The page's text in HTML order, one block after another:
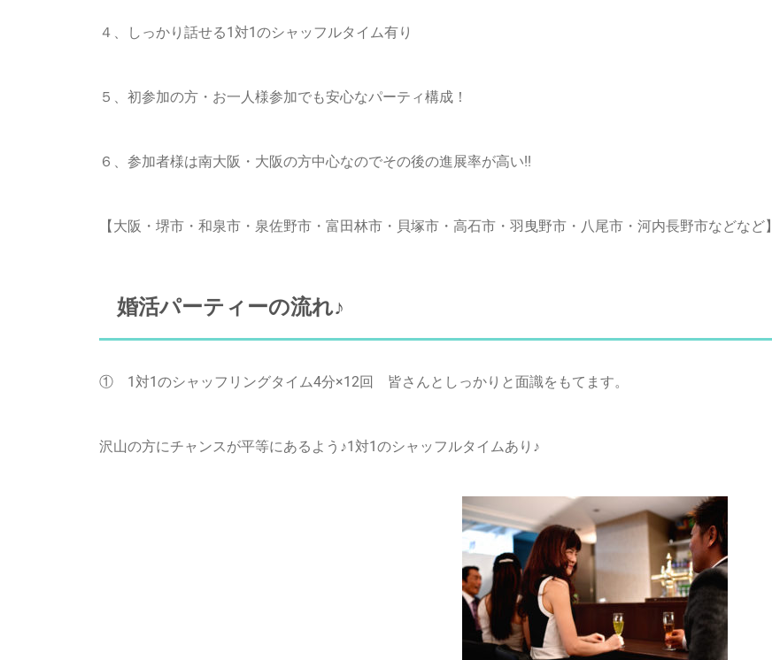
４、しっかり話せる1対1のシャッフルタイム有り
５、 初参加の方・お一人様参加でも安心なパーティ構成！
６、参加者様は南大阪・大阪の方中心なのでその後の進展率が高い!!
【大阪・堺市・和泉市・泉佐野市・富田林市・貝塚市・高石市・羽曳野市・八尾市・河内長野市などなど】
婚活パーティーの流れ♪
① 1対1のシャッフリングタイム4分×12回 皆さんとしっかりと面識をもてます。
沢山の方にチャンスが平等にあるよう♪1対1のシャッフルタイムあり♪